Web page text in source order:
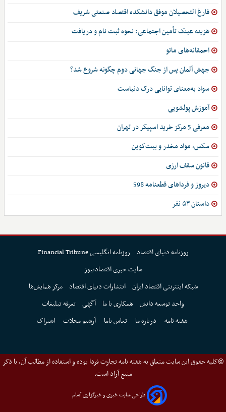
فارغ التحصیلان موفق دانشکده اقتصاد صنعتی شریف
هزینه عینک تأمین اجتماعی: نحوه ثبت نام و دریافت
احمقانه‌های مائو
جهش آلمان پس از جنگ جهانی دوم چگونه شروع شد؟
سواد به‌معنای توانایی درک دنیاست
آموزش پولشویی
معرفی 5 مرکز خرید اسپیکر در تهران
سکس، مواد مخدر و بیت‌کوین
قانون سقف ارزی
دیروز و فرداهای قطعنامه 598
داستان ۵۳ نفر
روزنامه دنیای اقتصاد
روزنامه انگلیسی Financial Tribune
سایت خبری اقتصادنیوز
شبکه اینترنتی اقتصاد ایران انتشارات دنیای اقتصاد
مرکز همایش‌ها
واحد توسعه دانش همکاری با ما آگهی تعرفه تبلیغات
هفته نامه
درباره ما تماس باما آرشیو مجلات اشتراک
©کلیه حقوق این سایت متعلق به هفته نامه تجارت فردا بوده و استفاده از مطالب آن، با ذکر
منبع آزاد است.
طراحی سایت خبری و خبرگزاری آسام